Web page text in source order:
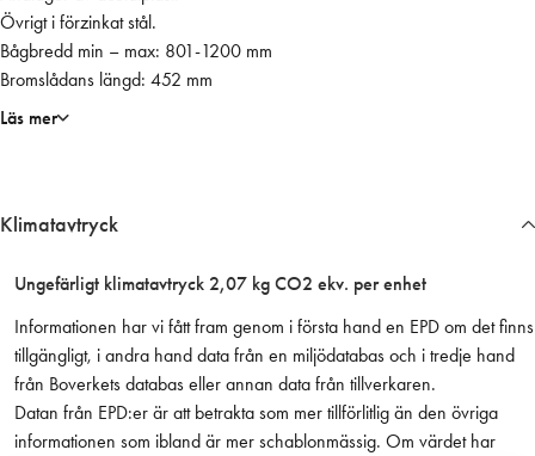
b
r
o
m
n
d
Klimatavtryck
Ungefärligt klimatavtryck 2,07 kg CO2 ekv. per enhet
Informationen har vi fått fram genom i första hand en EPD om det finns
tillgängligt, i andra hand data från en miljödatabas och i tredje hand
från Boverkets databas eller annan data från tillverkaren.
Datan från EPD:er är att betrakta som mer tillförlitlig än den övriga
informationen som ibland är mer schablonmässig. Om värdet har
Övrigt i förzinkat stål.
Bågbredd min – max: 801-1200 mm
Bromslådans längd: 452 mm
Läs mer